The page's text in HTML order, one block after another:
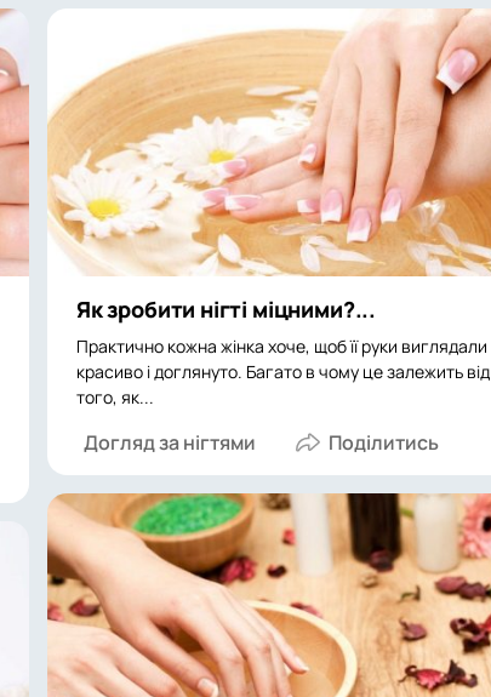
Як зробити нігті міцними?...
Практично кожна жінка хоче, щоб її руки виглядали
красиво і доглянуто. Багато в чому це залежить від
того, як...
Догляд за нігтями